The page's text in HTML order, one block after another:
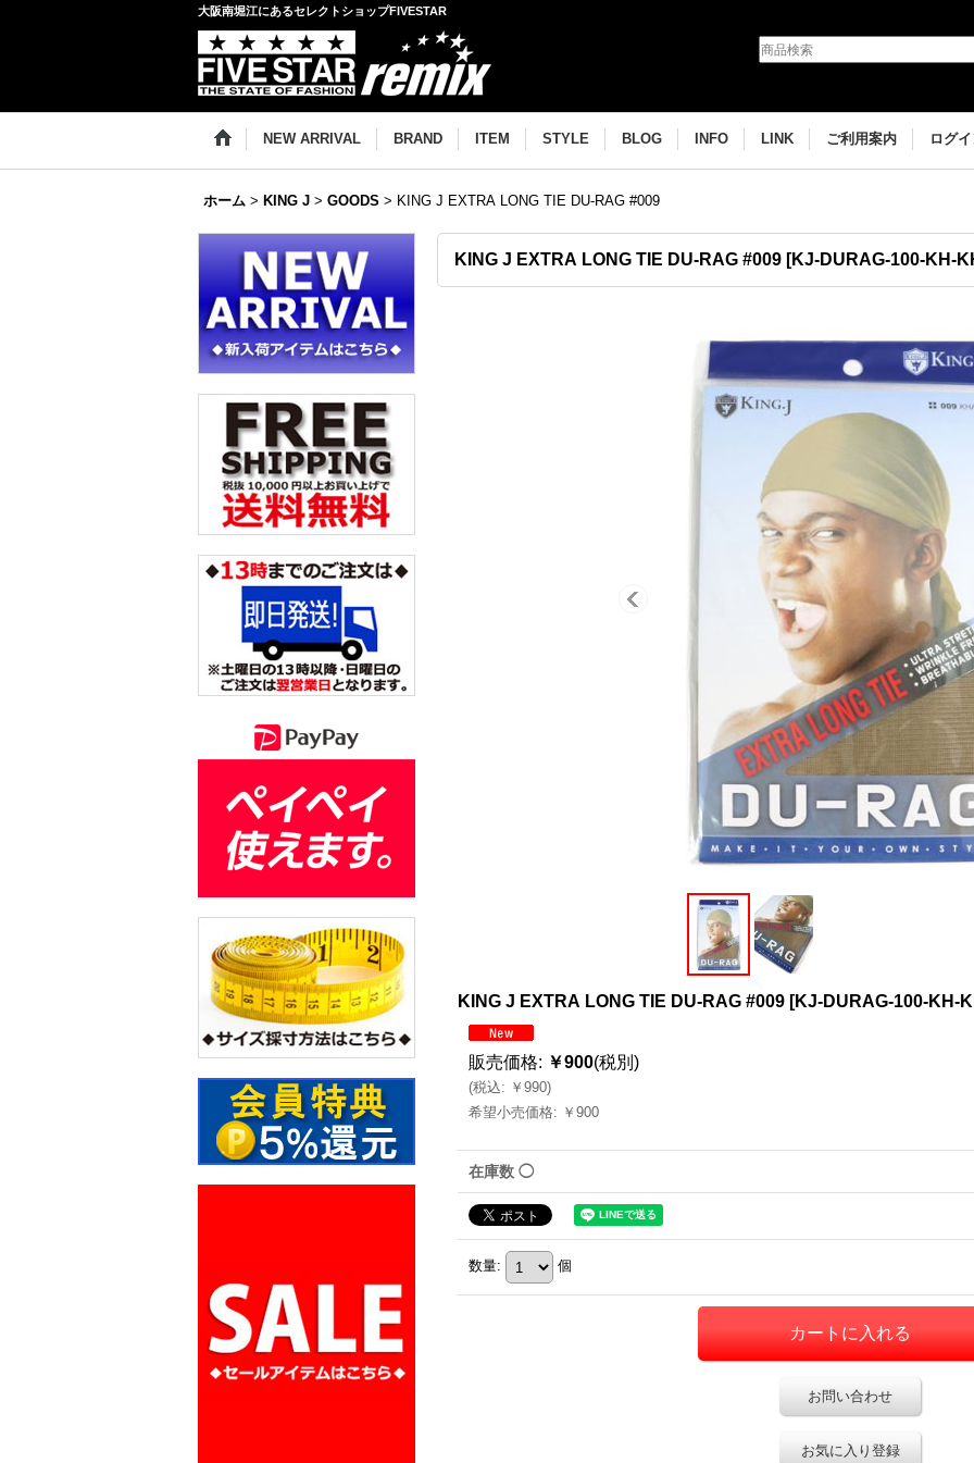
大阪南堀江にあるセレクトショップFIVESTAR
NEW ARRIVAL BRAND ITEM STYLE BLOG INFO LINK ご利用案内 ログ
ホーム > KING J > GOODS > KING J EXTRA LONG TIE DU-RAG #009
KING J EXTRA LONG TIE DU-RAG #009 [KJ-DURAG-100-KH-
KING J EXTRA LONG TIE DU-RAG #009 [KJ-DURAG-100-KH-
販売価格: ￥900(税別)
(税込: ￥990)
希望小売価格: ￥900
在庫数 ◯
数量: 個
お問い合わせ
お気に入り登録